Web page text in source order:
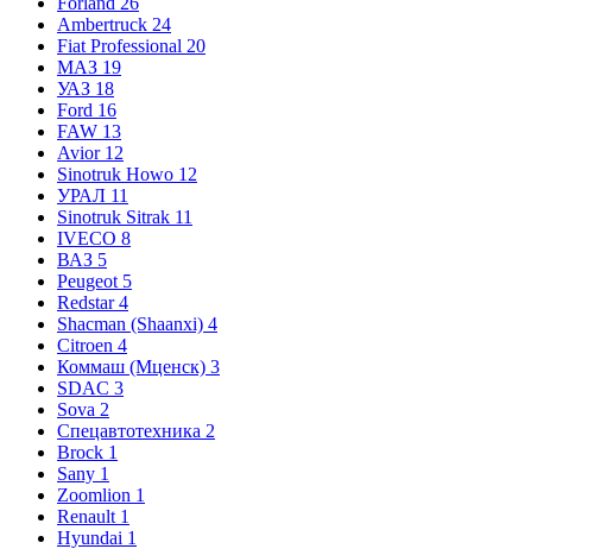
Ambertruck 24
Fiat Professional 20
МАЗ 19
УАЗ 18
Ford 16
FAW 13
Avior 12
Sinotruk Howo 12
УРАЛ 11
Sinotruk Sitrak 11
IVECO 8
ВАЗ 5
Peugeot 5
Redstar 4
Shacman (Shaanxi) 4
Citroen 4
Коммаш (Мценск) 3
SDAC 3
Sova 2
Спецавтотехника 2
Brock 1
Sany 1
Zoomlion 1
Renault 1
Hyundai 1